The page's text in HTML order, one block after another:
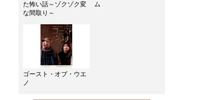
た怖い話～ゾクゾク変
な間取り～
ム
ゴースト・オブ・ウエ
ノ